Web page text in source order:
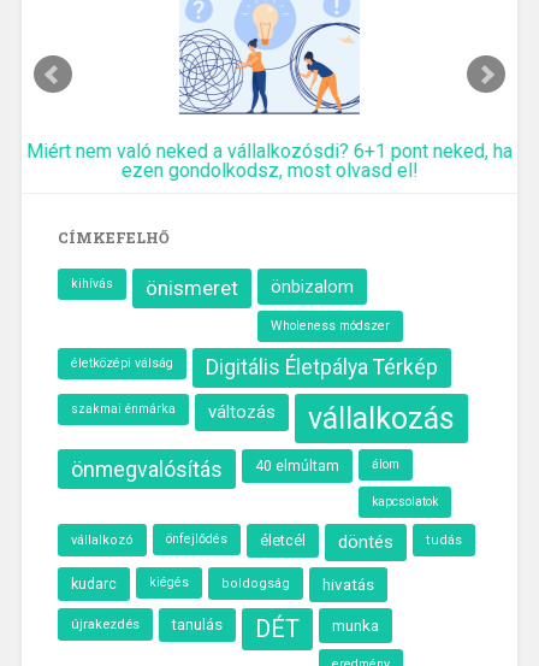
Miért nem való neked a vállalkozósdi? 6+1 pont neked, ha
ezen gondolkodsz, most olvasd el!
CÍMKEFELHŐ
kihívás önismeret önbizalom
Wholeness módszer
életközépi válság Digitális Életpálya Térkép
szakmai énmárka változás vállalkozás
önmegvalósítás 40 elmúltam álom
kapcsolatok
vállalkozó önfejlődés életcél döntés tudás
kudarc kiégés boldogság hivatás
újrakezdés tanulás DÉT munka